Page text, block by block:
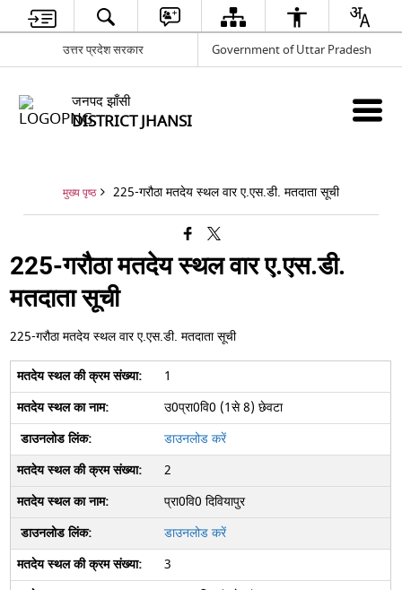
उत्तर प्रदेश सरकार Government of Uttar Pradesh
जनपद झाँसी
DISTRICT JHANSI
मुख्य पृष्ठ 225-गरौठा मतदेय स्थल वार ए.एस.डी. मतदाता सूची
225-गरौठा मतदेय स्थल वार ए.एस.डी.
मतदाता सूची
225-गरौठा मतदेय स्थल वार ए.एस.डी. मतदाता सूची
1
उ0प्रा0वि0 (1से 8) छेवटा
डाउनलोड करें
2
प्रा0वि0 दिवियापुर
डाउनलोड करें
3